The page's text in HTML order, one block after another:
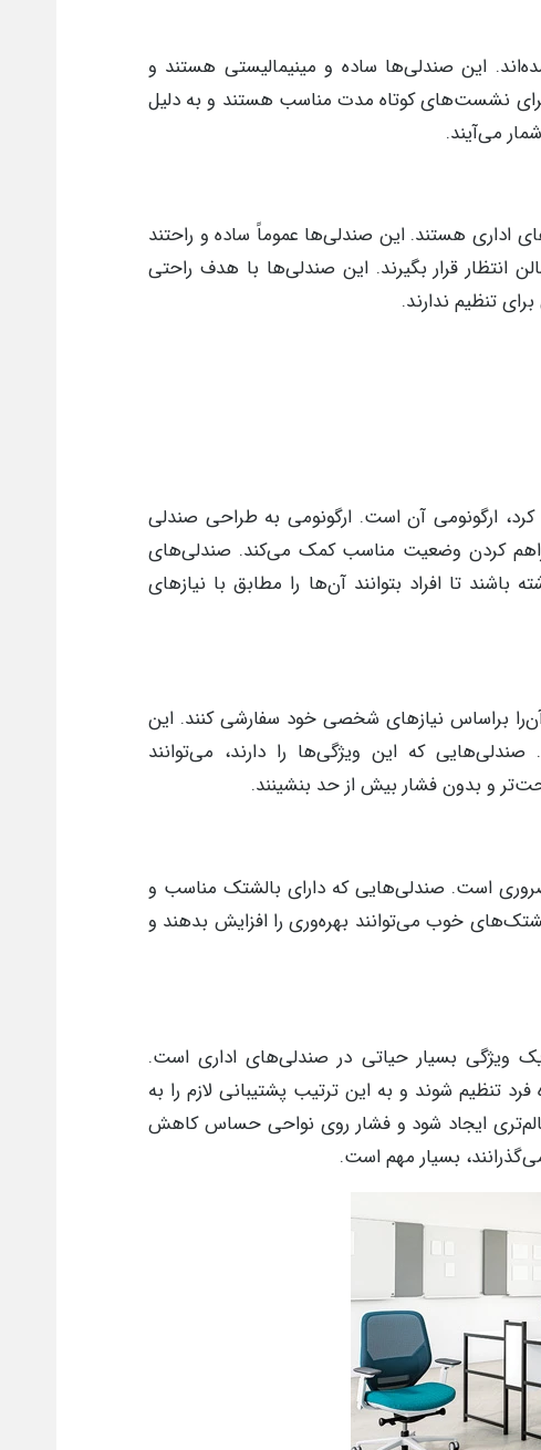
این صندلی‌ها ساده و مینیمالیستی هستند و
برای نشست‌های کوتاه مدت مناسب هستند و به دلیل
می‌آیند.
اداری هستند. این صندلی‌ها عموماً ساده و راحتند
قرار بگیرند. این صندلی‌ها با هدف راحتی
تنظیم ندارند.
ارگونومی آن است. ارگونومی به طراحی صندلی
فراهم کردن وضعیت مناسب کمک می‌کند. صندلی‌های
باشند تا افراد بتوانند آن‌ها را مطابق با نیازهای
براساس نیازهای شخصی خود سفارشی کنند. این
که این ویژگی‌ها را دارند، می‌توانند
و بدون فشار بیش از حد بنشینند.
است. صندلی‌هایی که دارای بالشتک مناسب و
خوب می‌توانند بهره‌وری را افزایش بدهند و
ویژگی بسیار حیاتی در صندلی‌های اداری است.
تنظیم شوند و به این ترتیب پشتیبانی لازم را به
ایجاد شود و فشار روی نواحی حساس کاهش
بسیار مهم است.